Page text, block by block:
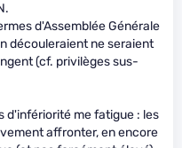
d'Assemblée Générale
découleraient ne seraient
(cf. privilèges sus-
d'infériorité me fatigue : les
affronter, en encore